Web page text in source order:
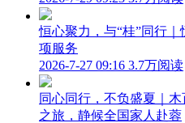
恒心聚力，与“桂”同行
项服务
2026-7-27 09:16 3.7万阅读
同心同行，不负盛夏｜
之旅，静候全国家人赴蓉